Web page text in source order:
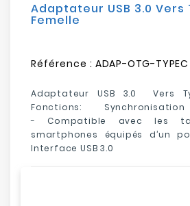
Adaptateur USB 3.0 Vers
Femelle
Référence : ADAP-OTG-TYPEC
Adaptateur USB 3.0 Vers
Fonctions:
- Compatible avec les
smartphones équipés d’un
Interface USB 3.0